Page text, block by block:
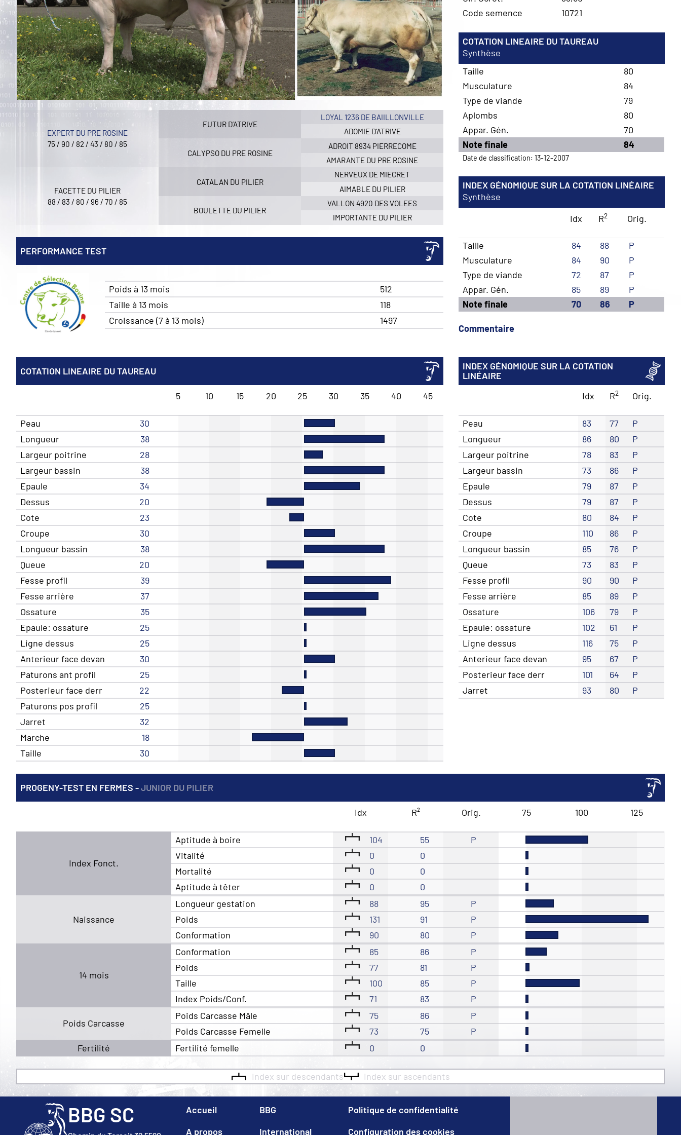
EXPERT DU PRE ROSINE
75 / 90 / 82 / 43 / 80 / 85
FUTUR D’ATRIVE
CALYPSO DU PRE ROSINE
LOYAL 1236 DE BAIILLONVILLE
ADOMIE D’ATRIVE
ADROIT 8934 PIERRECOME
AMARANTE DU PRE ROSINE
FACETTE DU PILIER
88 / 83 / 80 / 96 / 70 / 85
CATALAN DU PILIER
BOULETTE DU PILIER
NERVEUX DE MIECRET
AIMABLE DU PILIER
VALLON 4920 DES VOLEES
IMPORTANTE DU PILIER
PERFORMANCE TEST
Poids à 13 mois
512
Taille à 13 mois
118
Croissance (7 à 13 mois)
1497
Code semence
10721
COTATION LINEAIRE DU TAUREAU
Synthèse
Taille
80
Musculature
84
Type de viande
79
Aplombs
80
Appar. Gén.
70
Note finale
84
Date de classification: 13-12-2007
INDEX GÉNOMIQUE SUR LA COTATION LINÉAIRE
Synthèse
Idx
R2 Orig.
Taille 84 88
P
Musculature
84 90
P
Type de viande
72 87
P
Appar. Gén.
85 89
P
Note finale
70 86 P
Commentaire
COTATION LINEAIRE DU TAUREAU
5 10 15 20 25 30 35 40 45
Peau
30
Longueur
38
Largeur poitrine
28
Largeur bassin
38
Epaule
34
Dessus
20
Cote
23
Croupe
30
Longueur bassin
38
Queue
20
Fesse profil
39
Fesse arrière
37
Ossature
35
Epaule: ossature
25
Ligne dessus
25
Anterieur face devan
30
Paturons ant profil
25
Posterieur face derr
22
Paturons pos profil
25
Jarret
32
Marche
18
Taille
30
INDEX GÉNOMIQUE SUR LA COTATION
LINÉAIRE
Idx
R2 Orig.
Peau 83 77
P
Longueur
86 80
P
Largeur poitrine
78 83
P
Largeur bassin
73 86
P
Epaule
79 87
P
Dessus
79 87
P
Cote
80 84
P
Croupe
110 86
P
Longueur bassin
85 76
P
Queue
73 83
P
Fesse profil
90 90
P
Fesse arrière
85 89
P
Ossature
106 79
P
Epaule: ossature
102 61
P
Ligne dessus
116 75
P
Anterieur face devan
95 67
P
Posterieur face derr
101 64
P
Jarret
93 80 P
PROGENY-TEST EN FERMES -JUNIOR DU PILIER
Idx R² Orig. 75 100 125
Index Fonct.
Aptitude à boire 104 55
P
Vitalité
0
0
Mortalité
0
0
Aptitude à têter
0 0
Naissance
Longueur gestation 88 95
P
Poids
131 91
P
Conformation
90 80 P
14 mois
Conformation 85 86
P
Poids
77 81
P
Taille
100 85
P
Index Poids/Conf.
71 83 P
Poids Carcasse
Poids Carcasse Mâle 75 86
P
Poids Carcasse Femelle
73 75
P
Fertilité
Fertilité femelle 0 0
Index sur descendants Index sur ascendants
BBG SC
Accueil
A propos
BBG
International
Politique de confidentialité
Configuration des cookies